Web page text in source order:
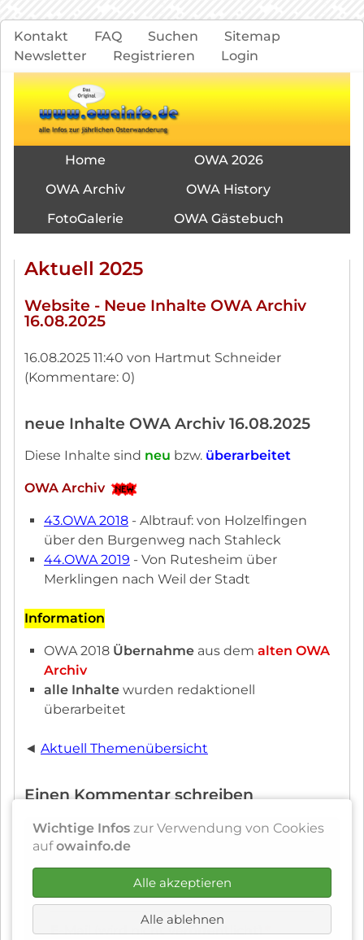
Navigation
überspringen
Kontakt FAQ Suchen
Sitemap
Newsletter
Registrieren Login
NavigationHome
OWA 2026
OWA Archiv
OWA History
FotoGalerie
OWA Gästebuch
Aktuell 2025
Website - Neue Inhalte OWA Archiv
16.08.2025
16.08.2025 11:40 von Hartmut Schneider
(Kommentare: 0)
neue Inhalte OWA Archiv 16.08.2025
Diese Inhalte sind neu bzw. überarbeitet
OWA Archiv
43.OWA 2018 - Albtrauf: von Holzelfingen
über den Burgenweg nach Stahleck
44.OWA 2019 - Von Rutesheim über
Merklingen nach Weil der Stadt
Information
OWA 2018 Übernahme aus dem alten OWA
Archiv
alle Inhalte wurden redaktionell
überarbeitet
◄ Aktuell Themenübersicht
Einen Kommentar schreiben
Pflichtfeld
E-Mail (wird nicht veröffentlicht)*
Wichtige Infos zur Verwendung von Cookies
aufowainfo.de
Alle akzeptieren
Alle ablehnen